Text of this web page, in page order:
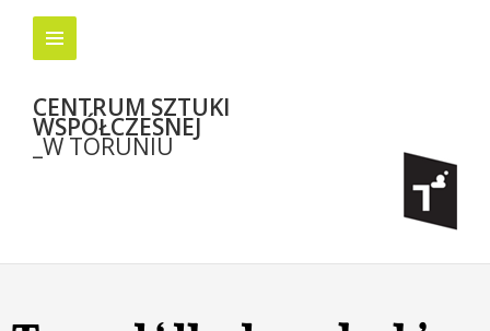
CENTRUM SZTUKI
WSPÓŁCZESNEJ
_W TORUNIU